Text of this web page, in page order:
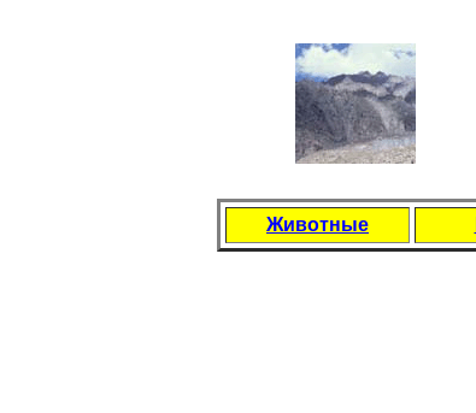
Животные